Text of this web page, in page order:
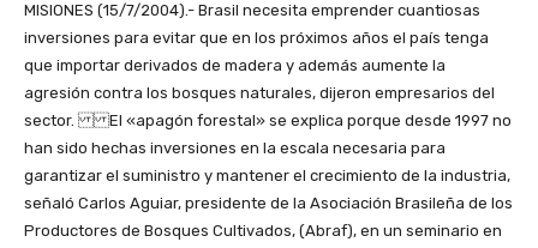
MISIONES (15/7/2004).- Brasil necesita emprender cuantiosas
inversiones para evitar que en los próximos años el país tenga
que importar derivados de madera y además aumente la
agresión contra los bosques naturales, dijeron empresarios del
sector. El «apagón forestal» se explica porque desde 1997 no
han sido hechas inversiones en la escala necesaria para
garantizar el suministro y mantener el crecimiento de la industria,
señaló Carlos Aguiar, presidente de la Asociación Brasileña de los
Productores de Bosques Cultivados, (Abraf), en un seminario en